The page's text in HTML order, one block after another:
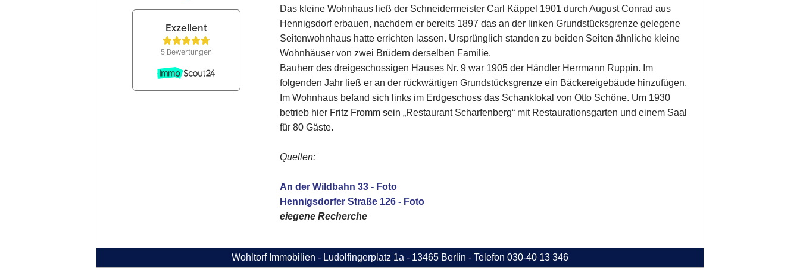
Das kleine Wohnhaus ließ der Schneidermeister Carl Käppel 1901 durch August Conrad aus
Hennigsdorf erbauen, nachdem er bereits 1897 das an der linken Grundstücksgrenze gelegene
Seitenwohnhaus hatte errichten lassen. Ursprünglich standen zu beiden Seiten ähnliche kleine
Wohnhäuser von zwei Brüdern derselben Familie.
Bauherr des dreigeschossigen Hauses Nr. 9 war 1905 der Händler Herrmann Ruppin. Im
folgenden Jahr ließ er an der rückwärtigen Grundstücksgrenze ein Bäckereigebäude hinzufügen.
Im Wohnhaus befand sich links im Erdgeschoss das Schanklokal von Otto Schöne. Um 1930
betrieb hier Fritz Fromm sein „Restaurant Scharfenberg“ mit Restaurationsgarten und einem Saal
für 80 Gäste.
Quellen:
An der Wildbahn 33 - Foto
Hennigsdorfer Straße 126 - Foto
eiegene Recherche
Wohltorf Immobilien - Ludolfingerplatz 1a - 13465 Berlin - Telefon 030-40 13 346